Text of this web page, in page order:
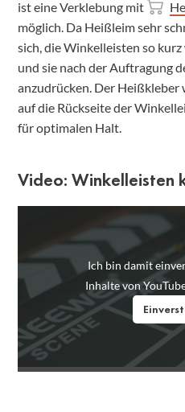
ist eine Verklebung mit
möglich. Da Heißleim sehr
sich, die Winkelleisten so
und sie nach der Auftragung
anzudrücken. Der Heißkleber
auf die Rückseite der
für optimalen Halt.
Video: Winkelleisten
Ich bin damit
Inhalte von